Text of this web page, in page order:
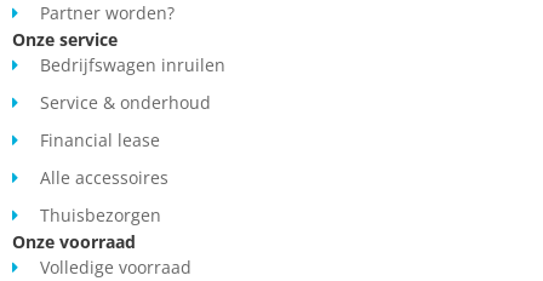
Partner worden?
Onze service
Bedrijfswagen inruilen
Service & onderhoud
Financial lease
Alle accessoires
Thuisbezorgen
Onze voorraad
Volledige voorraad